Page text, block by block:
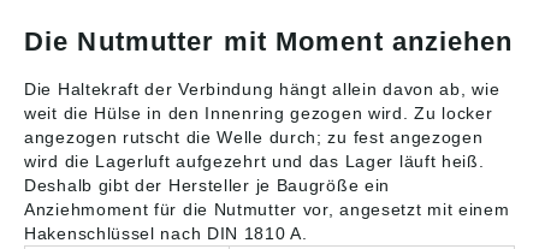
Die Nutmutter mit Moment anziehen
Die Haltekraft der Verbindung hängt allein davon ab, wie
weit die Hülse in den Innenring gezogen wird. Zu locker
angezogen rutscht die Welle durch; zu fest angezogen
wird die Lagerluft aufgezehrt und das Lager läuft heiß.
Deshalb gibt der Hersteller je Baugröße ein
Anziehmoment für die Nutmutter vor, angesetzt mit einem
Hakenschlüssel nach DIN 1810 A.